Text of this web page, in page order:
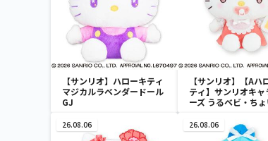
【サンリオ】ハローキティ
マジカルラベンダードール
GJ
【サンリオ】【Aハ
ティ】サンリオキャ
ーズ うるベビ・ち
26.08.06 26.08.06